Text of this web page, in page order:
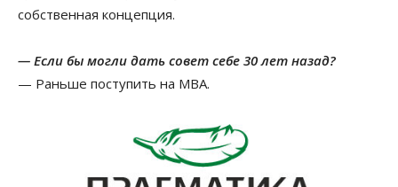
собственная концепция.
— Если бы могли дать совет себе 30 лет назад?
— Раньше поступить на MBA.